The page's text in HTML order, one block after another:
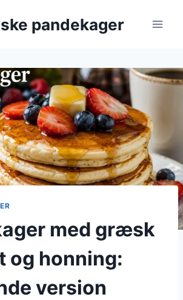
pandekager
med græsk
og honning:
version